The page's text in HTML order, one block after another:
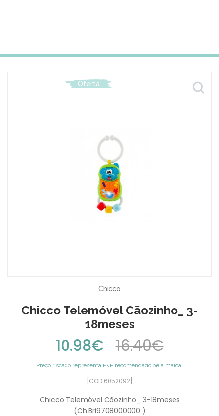
Oferta
Chicco
Chicco Telemóvel Cãozinho_ 3-
18meses
10.98€ 16.40€
Preço riscado representa PVP recomendado pela marca.
[COD 6052092]
Chicco Telemóvel Cãozinho_ 3-18meses
(Ch.Bri9708000000 )